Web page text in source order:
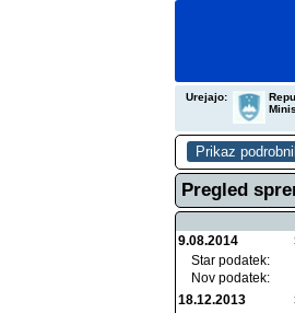
Urejajo:
Pregled
9.08.2014
Star podatek:
Nov podatek:
18.12.2013